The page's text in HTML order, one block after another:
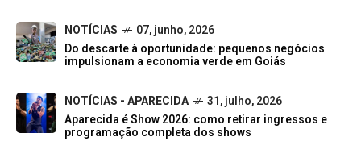
NOTÍCIAS
07, junho, 2026
Do descarte à oportunidade: pequenos negócios
impulsionam a economia verde em Goiás
NOTÍCIAS - APARECIDA
31, julho, 2026
Aparecida é Show 2026: como retirar ingressos e
programação completa dos shows